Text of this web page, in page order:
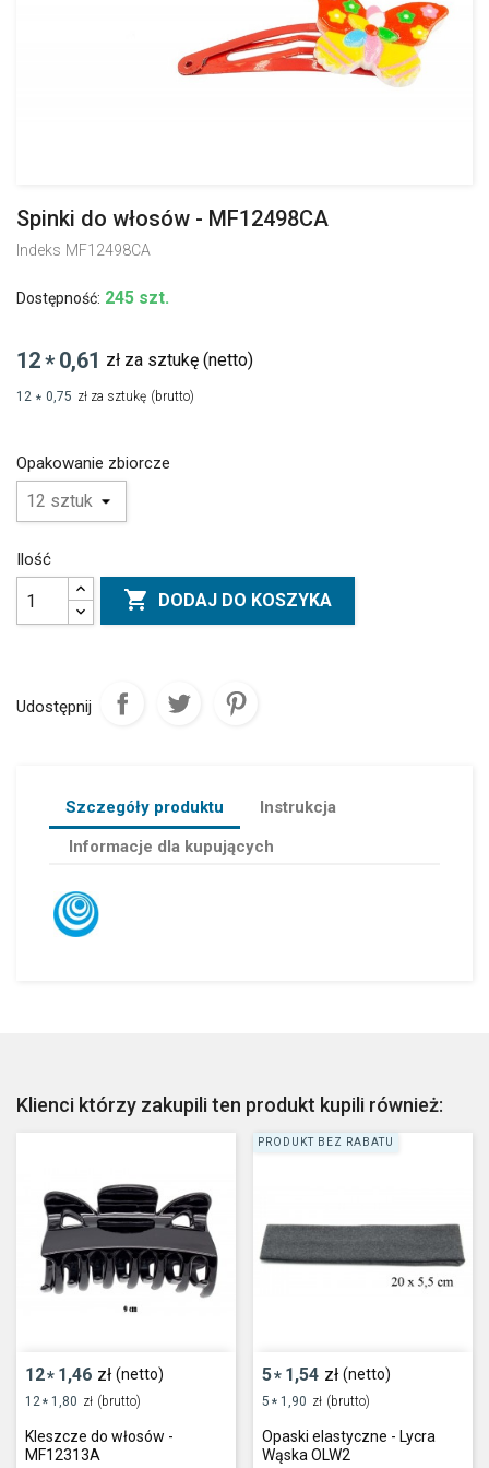
Spinki do włosów - MF12498CA
Indeks MF12498CA
Dostępność: 245 szt.
12* 0,61 zł za sztukę (netto)
12 * 0,75 zł za sztukę (brutto)
Opakowanie zbiorcze
Ilość
 DODAJ DO KOSZYKA
Udostępnij
Szczegóły produktu
Instrukcja
Informacje dla kupujących
Klienci którzy zakupili ten produkt kupili również:
12* 1,46 zł (netto)
12 * 1,80 zł (brutto)
Kleszcze do włosów -
MF12313A
5* 1,54 zł (netto)
5 * 1,90 zł (brutto)
Opaski elastyczne - Lycra
Wąska OLW2
PRODUKT BEZ RABATU